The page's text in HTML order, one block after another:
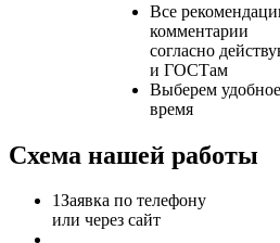
Все
комментарии
согласно
и ГОСТам
Выберем
время
Схема нашей работы
1Заявка по телефону
или через сайт